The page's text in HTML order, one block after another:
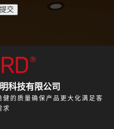
科技有限公司
的质量确保产品更大化满足客
求